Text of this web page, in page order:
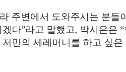
주변에서 도와주시는 분들
겠다”라고 말했고, 박시은은 “
만의 세레머니를 하고 싶